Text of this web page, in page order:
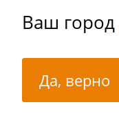
Ваш город
Да, верно